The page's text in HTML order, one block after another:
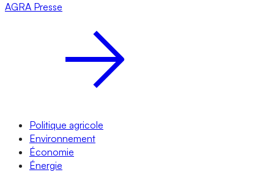
AGRA Presse
Politique agricole
Environnement
Économie
Énergie